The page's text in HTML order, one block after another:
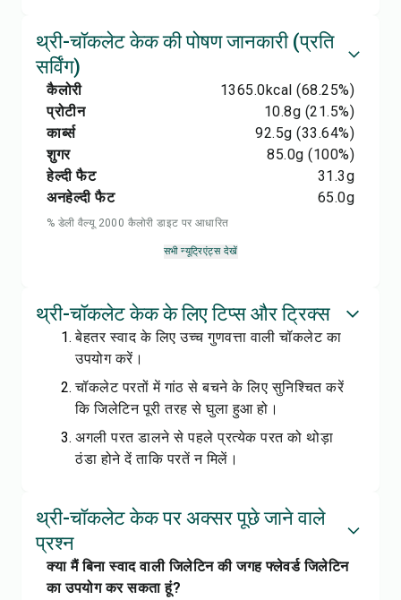
थ्री-चॉकलेट केक की पोषण जानकारी (प्रति
सर्विंग)
कैलोरी 1365.0kcal (68.25%)
प्रोटीन
10.8g (21.5%)
कार्ब्स
92.5g (33.64%)
शुगर
85.0g (100%)
हेल्दी फैट
31.3g
अनहेल्दी फैट
65.0g
% डेली वैल्यू 2000 कैलोरी डाइट पर आधारित
सभी न्यूट्रिएंट्स देखें
थ्री-चॉकलेट केक के लिए टिप्स और ट्रिक्स
बेहतर स्वाद के लिए उच्च गुणवत्ता वाली चॉकलेट का
उपयोग करें।
चॉकलेट परतों में गांठ से बचने के लिए सुनिश्चित करें
कि जिलेटिन पूरी तरह से घुला हुआ हो।
अगली परत डालने से पहले प्रत्येक परत को थोड़ा
ठंडा होने दें ताकि परतें न मिलें।
थ्री-चॉकलेट केक पर अक्सर पूछे जाने वाले
प्रश्न
क्या मैं बिना स्वाद वाली जिलेटिन की जगह फ्लेवर्ड जिलेटिन
का उपयोग कर सकता हूं?